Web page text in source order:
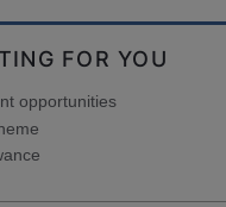
FOR YOU
opportunities